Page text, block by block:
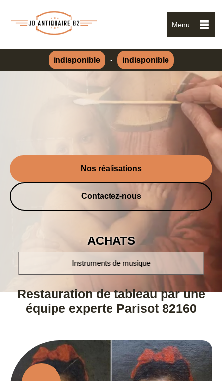
Menu
indisponible - indisponible
Nos réalisations
Contactez-nous
ACHATS
montres poignet et à gousset
Restauration de tableau par une
équipe experte Parisot 82160